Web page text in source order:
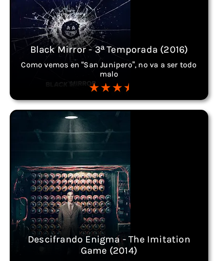
Black Mirror - 3ª Temporada (2016)
Como vemos en “San Junipero”, no va a ser todo
malo
Descifrando Enigma - The Imitation
Game (2014)